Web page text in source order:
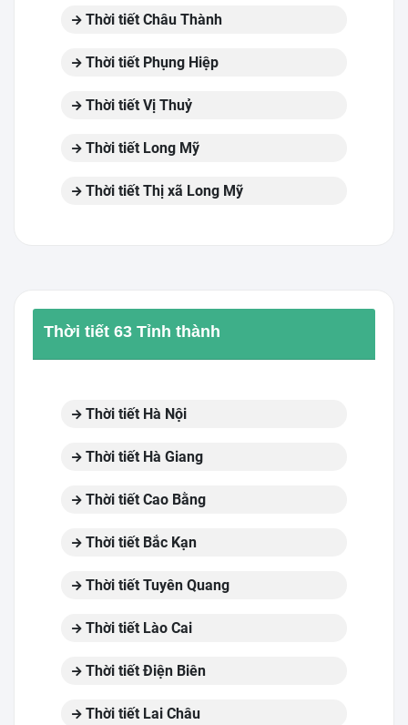
Thời tiết Châu Thành
Thời tiết Phụng Hiệp
Thời tiết Vị Thuỷ
Thời tiết Long Mỹ
Thời tiết Thị xã Long Mỹ
Thời tiết 63 Tỉnh thành
Thời tiết Hà Nội
Thời tiết Hà Giang
Thời tiết Cao Bằng
Thời tiết Bắc Kạn
Thời tiết Tuyên Quang
Thời tiết Lào Cai
Thời tiết Điện Biên
Thời tiết Lai Châu